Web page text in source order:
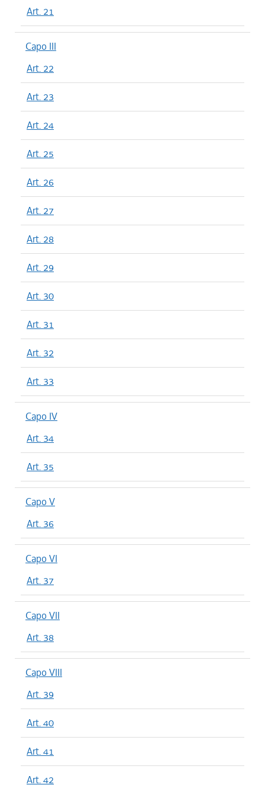
Art. 21
Capo III
Art. 22
Art. 23
Art. 24
Art. 25
Art. 26
Art. 27
Art. 28
Art. 29
Art. 30
Art. 31
Art. 32
Art. 33
Capo IV
Art. 34
Art. 35
Capo V
Art. 36
Capo VI
Art. 37
Capo VII
Art. 38
Capo VIII
Art. 39
Art. 40
Art. 41
Art. 42